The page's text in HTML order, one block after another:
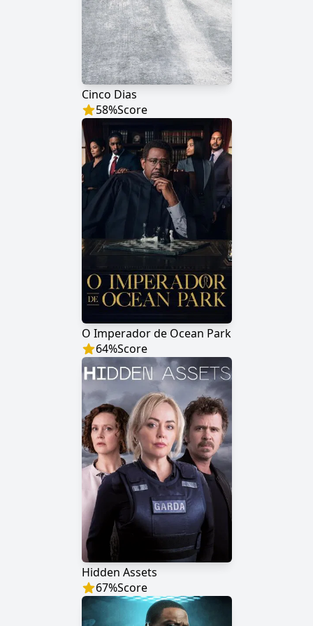
Cinco Dias
58%Score
O Imperador de Ocean Park
64%Score
Hidden Assets
67%Score